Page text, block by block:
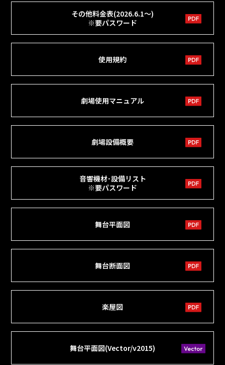
その他料金表(2026.6.1～)
※要パスワード
使用規約
劇場使用マニュアル
劇場設備概要
音響機材･設備リスト
※要パスワード
舞台平面図
舞台断面図
楽屋図
舞台平面図(Vector/v2015)